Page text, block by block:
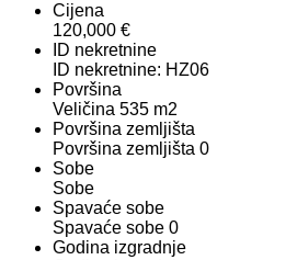
Cijena
120,000 €
ID nekretnine
ID nekretnine: HZ06
Površina
Veličina 535 m2
Površina zemljišta
Površina zemljišta 0
Sobe
Sobe
Spavaće sobe
Spavaće sobe 0
Godina izgradnje